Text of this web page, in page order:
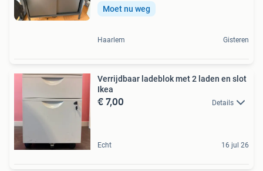
Moet nu weg
Haarlem Gisteren
Verrijdbaar ladeblok met 2 laden en slot
Ikea
€ 7,00 Details
Echt 16 jul 26